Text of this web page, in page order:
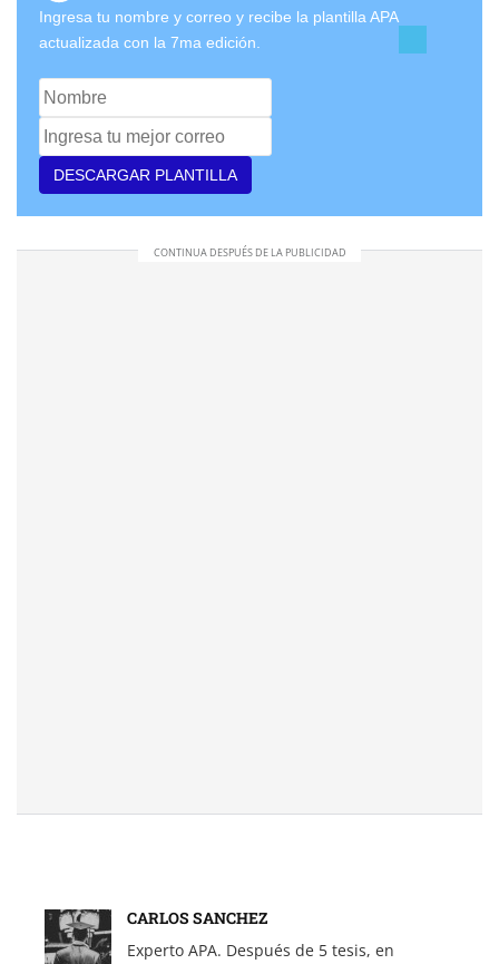
Ingresa tu nombre y correo y recibe la plantilla APA
actualizada con la 7ma edición.
CARLOS SANCHEZ
Experto APA. Después de 5 tesis, en